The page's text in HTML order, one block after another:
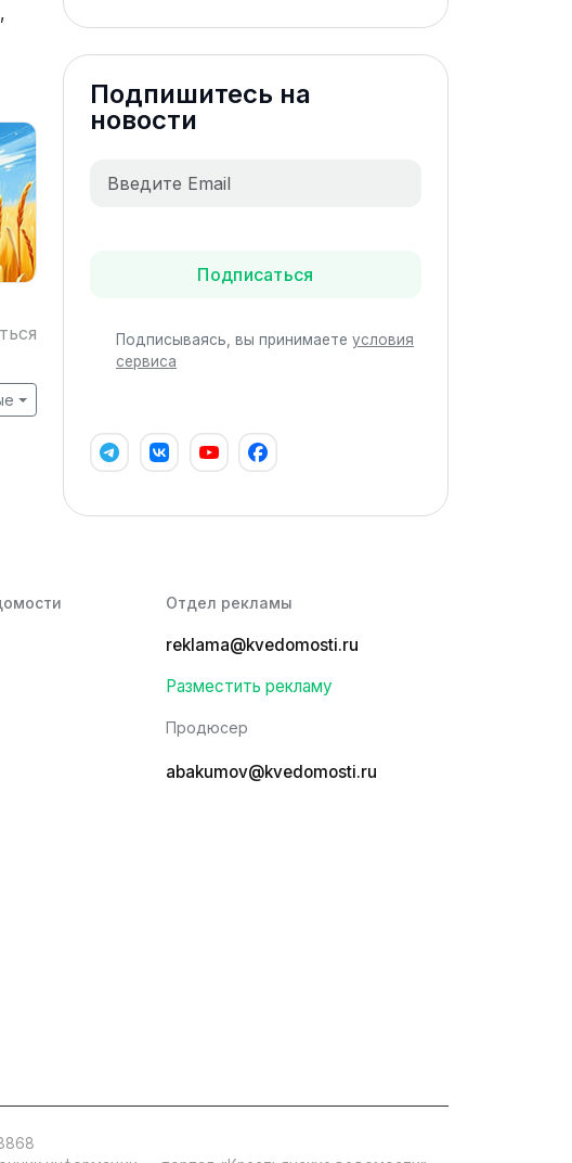
Подпишитесь на
новости
Подписаться
Подписываясь, вы принимаете условия
сервиса
Отдел рекламы
reklama@kvedomosti.ru
Разместить рекламу
Продюсер
abakumov@kvedomosti.ru